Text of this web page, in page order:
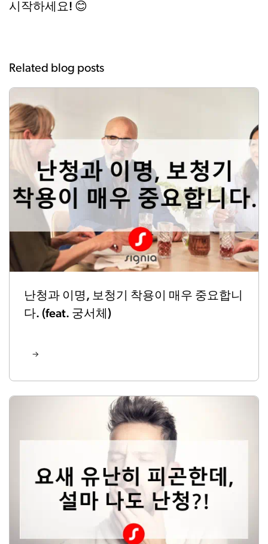
시작하세요! 😊
Related blog posts
난청과 이명, 보청기 착용이 매우 중요합니
다. (feat. 궁서체)